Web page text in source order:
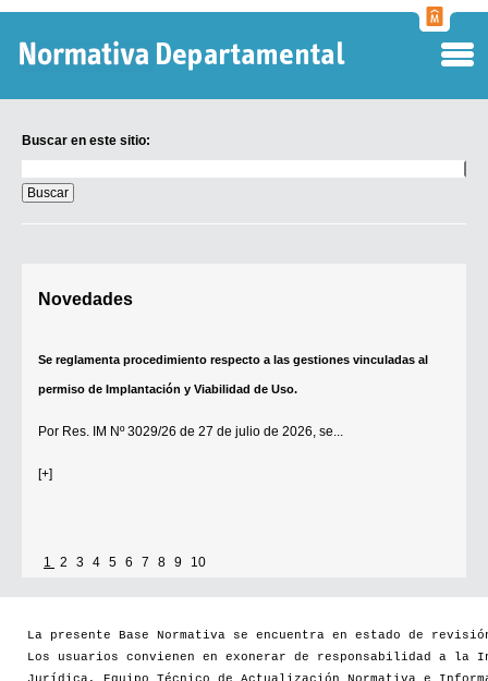
Buscar en este sitio:
en
este
sitio:
Novedades
Se reglamenta procedimiento respecto a las gestiones vinculadas al
permiso de Implantación y Viabilidad de Uso.
Por Res. IM Nº 3029/26 de 27 de julio de 2026, se...
[+]
1 2 3 4 5 6 7 8 9 10
La presente Base Normativa se encuentra en estado de
Los usuarios convienen en exonerar de responsabilidad a la